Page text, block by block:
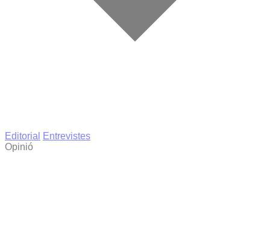
Editorial
Entrevistes
Opinió